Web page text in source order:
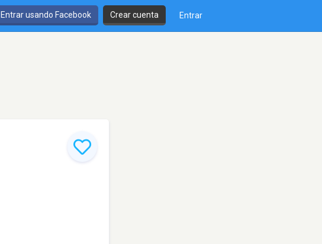
Entrar usando Facebook Crear cuenta Entrar